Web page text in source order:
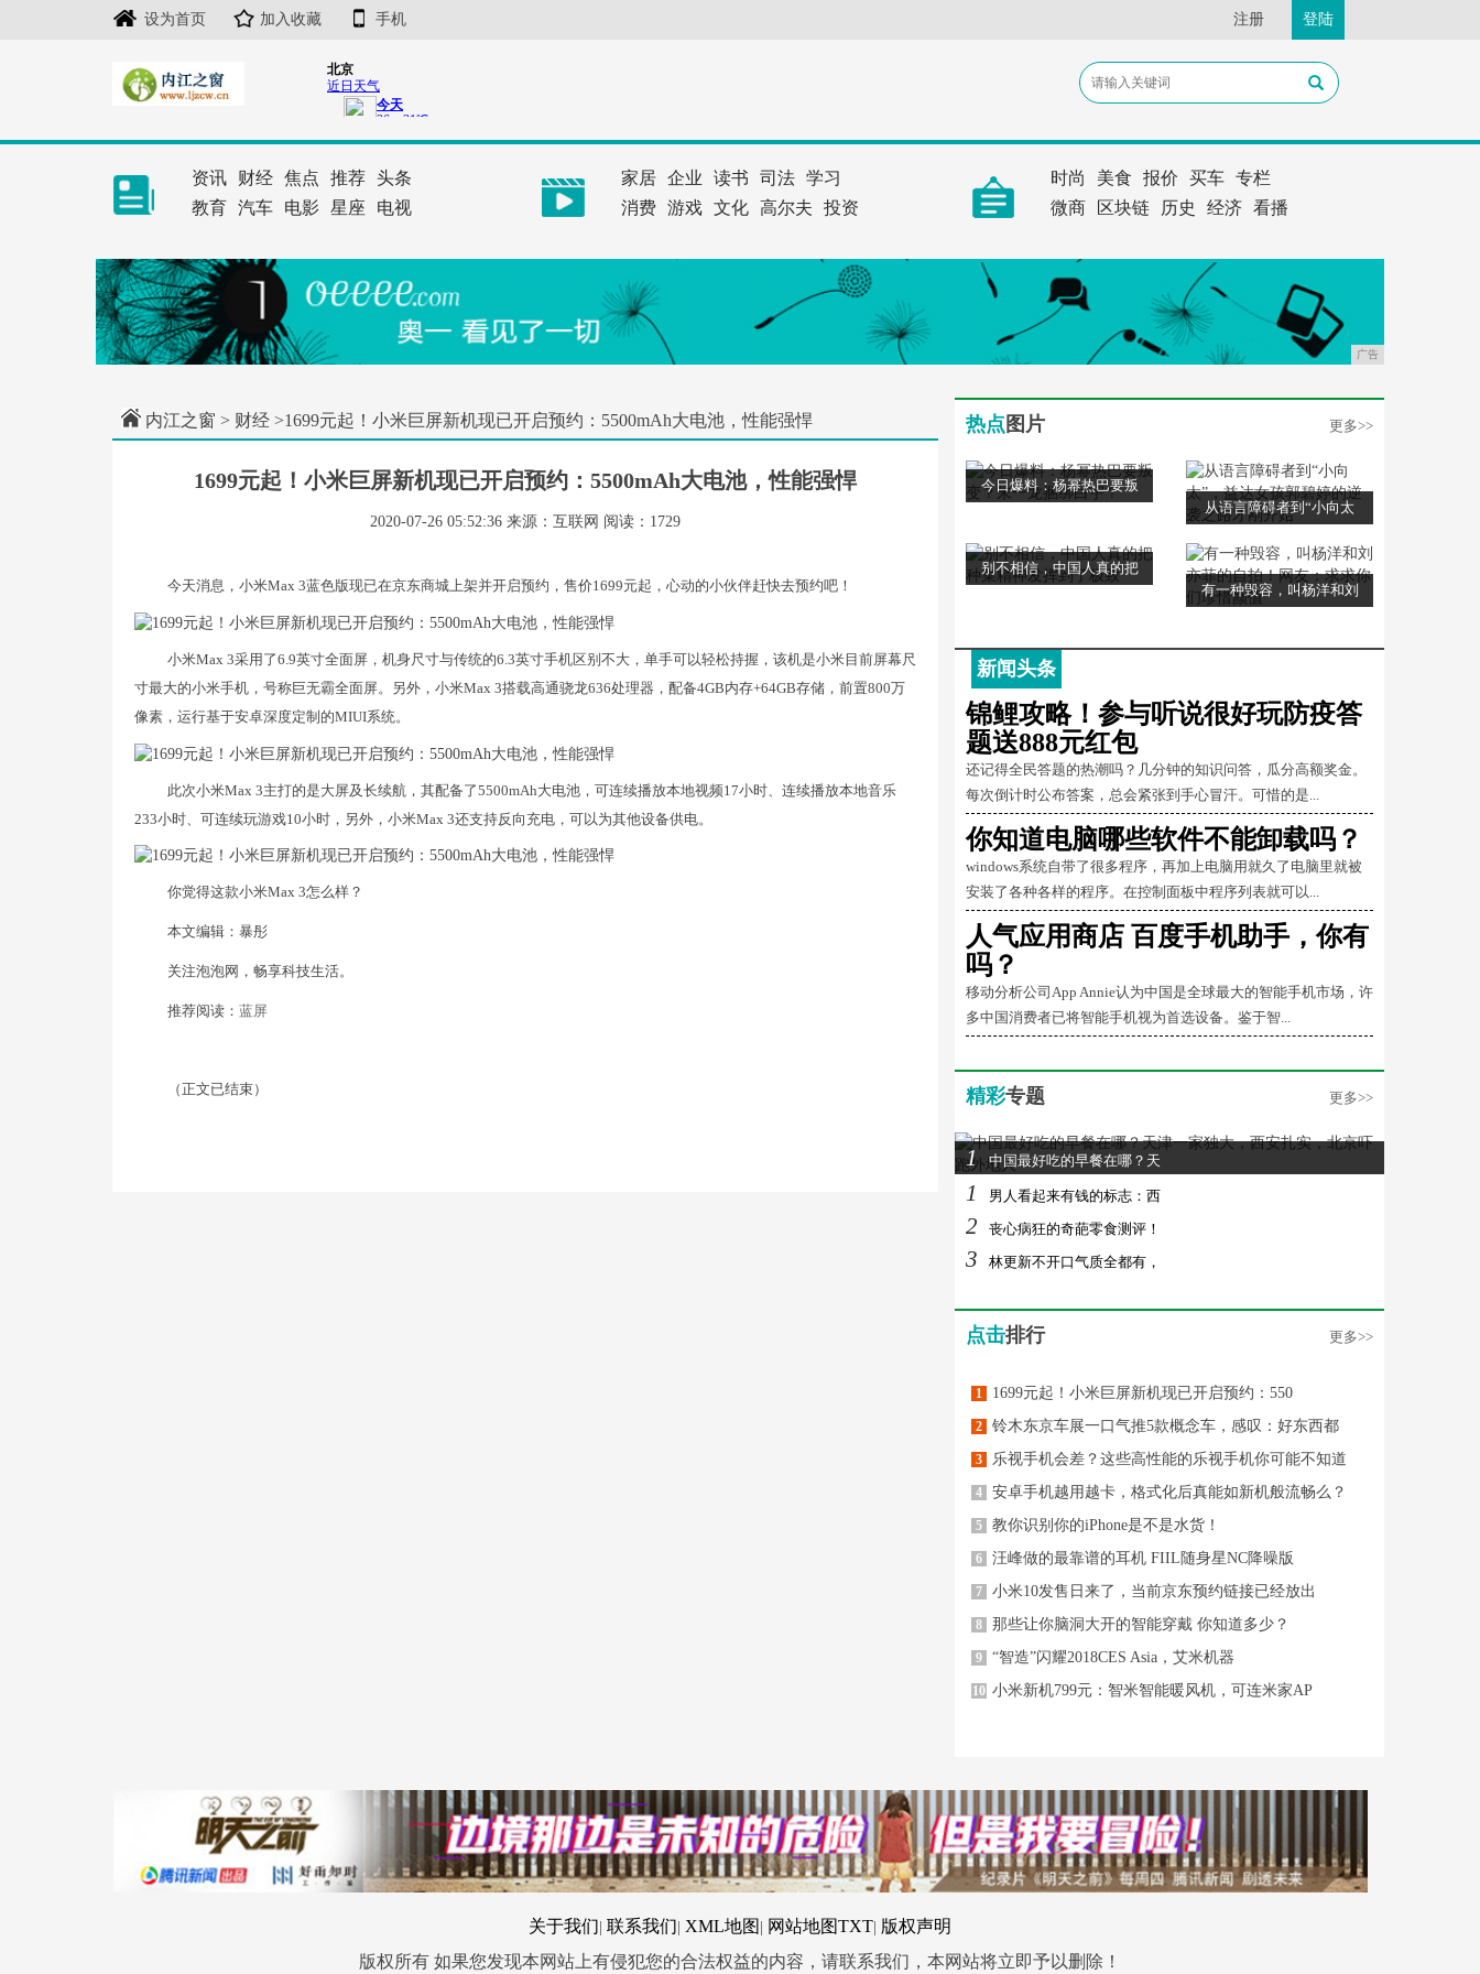
设为首页 加入收藏 手机 注册 登陆
资讯 财经 焦点 推荐 头条
教育 汽车 电影 星座 电视
家居 企业 读书 司法 学习
消费 游戏 文化 高尔夫 投资
时尚 美食 报价 买车 专栏
微商
区块链 历史 经济 看播
广告
内江之窗 > 财经 >1699元起！小米巨屏新机现已开启预约：5500mAh大电池，性能强悍
1699元起！小米巨屏新机现已开启预约：5500mAh大电池，性能强悍
2020-07-26 05:52:36 来源：互联网 阅读：1729
今天消息，小米Max 3蓝色版现已在京东商城上架并开启预约，售价1699元起，心动的小伙伴赶快去预约吧！
小米Max 3采用了6.9英寸全面屏，机身尺寸与传统的6.3英寸手机区别不大，单手可以轻松持握，该机是小米目前屏幕尺
寸最大的小米手机，号称巨无霸全面屏。另外，小米Max 3搭载高通骁龙636处理器，配备4GB内存+64GB存储，前置800万
像素，运行基于安卓深度定制的MIUI系统。
此次小米Max 3主打的是大屏及长续航，其配备了5500mAh大电池，可连续播放本地视频17小时、连续播放本地音乐
233小时、可连续玩游戏10小时，另外，小米Max 3还支持反向充电，可以为其他设备供电。
你觉得这款小米Max 3怎么样？
本文编辑：暴彤
关注泡泡网，畅享科技生活。
推荐阅读： 蓝屏
（正文已结束）
热点 图片 更多>>
今日爆料：杨幂热巴要叛
从语言障碍者到“小向太
别不相信，中国人真的把
有一种毁容，叫杨洋和刘
新闻头条
锦鲤攻略！参与听说很好玩防疫答
题送888元红包
还记得全民答题的热潮吗？几分钟的知识问答，瓜分高额奖金。
每次倒计时公布答案，总会紧张到手心冒汗。可惜的是...
你知道电脑哪些软件不能卸载吗？
windows系统自带了很多程序，再加上电脑用就久了电脑里就被
安装了各种各样的程序。在控制面板中程序列表就可以...
人气应用商店 百度手机助手，你有
吗？
移动分析公司App Annie认为中国是全球最大的智能手机市场，许
多中国消费者已将智能手机视为首选设备。鉴于智...
精彩专题 更多>>
1 中国最好吃的早餐在哪？天
1 男人看起来有钱的标志：西
2 丧心病狂的奇葩零食测评！
3 林更新不开口气质全都有，
点击排行 更多>>
1 1699元起！小米巨屏新机现已开启预约：550
2 铃木东京车展一口气推5款概念车，感叹：好东西都
3 乐视手机会差？这些高性能的乐视手机你可能不知道
4 安卓手机越用越卡，格式化后真能如新机般流畅么？
5 教你识别你的iPhone是不是水货！
6 汪峰做的最靠谱的耳机 FIIL随身星NC降噪版
7 小米10发售日来了，当前京东预约链接已经放出
8 那些让你脑洞大开的智能穿戴 你知道多少？
9 “智造”闪耀2018CES Asia，艾米机器
10 小米新机799元：智米智能暖风机，可连米家AP
关于我们 联系我们 XML地图 网站地图TXT 版权声明
版权所有 如果您发现本网站上有侵犯您的合法权益的内容，请联系我们，本网站将立即予以删除！